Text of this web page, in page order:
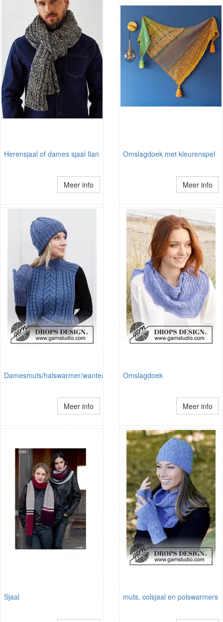
Herensjaal of dames sjaal Ilan
Meer info
Omslagdoek met kleurenspel
Meer info
Damesmuts/halswarmer/wanten
Meer info
Omslagdoek
Meer info
Sjaal muts, colsjaal en polswarmers